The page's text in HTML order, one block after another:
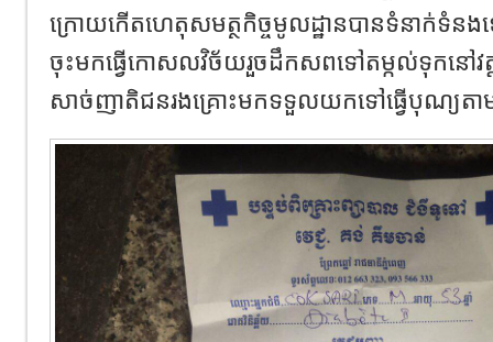
ក្រោយកើតហេតុសមត្ថកិច្ចមូលដ្ឋានបានទំនាក់ទំនង
ចុះមកធ្វើកោសលវិច័យរួចដឹកសពទៅតម្កល់ទុកនៅវត្តទឹ
សាច់ញាតិជនរងគ្រោះមកទទួលយកទៅធ្វើបុណ្យតា